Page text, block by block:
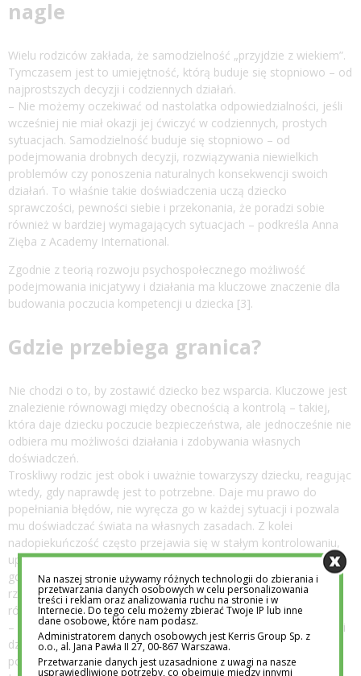
nagle
Wielu rodziców zakłada, że samodzielność „przyjdzie z wiekiem”.
Tymczasem jest to umiejętność, którą buduje się stopniowo – od
najprostszych decyzji i codziennych działań.
– Nie możemy oczekiwać od nastolatka odpowiedzialności, jeśli
wcześniej nie miał okazji jej ćwiczyć w codziennych, prostych
sytuacjach. Samodzielność buduje się stopniowo – od
podejmowania drobnych decyzji, rozwiązywania niewielkich
problemów czy ponoszenia naturalnych konsekwencji swoich
działań. To właśnie takie doświadczenia uczą dziecko
sprawczości, pewności siebie i przekonania, że poradzi sobie
również w bardziej wymagających sytuacjach – podkreśla Anna
Zięba z Academy International.
Zgodnie z teorią rozwoju psychospołecznego możliwość
podejmowania inicjatywy i działania ma kluczowe znaczenie dla
budowania poczucia kompetencji u dziecka [3].
Gdzie przebiega granica?
Nie chodzi o to, by zostawić dziecko bez wsparcia. Kluczowe jest
znalezienie równowagi między obecnością a kontrolą – takiej,
która daje dziecku poczucie bezpieczeństwa, ale jednocześnie nie
odbiera mu możliwości działania i zdobywania własnych
doświadczeń.
Troskliwy rodzic jest obok i uważnie towarzyszy dziecku, reagując
wtedy, gdy naprawdę jest to potrzebne. Daje mu prawo do
popełniania błędów, nie wyręcza go w każdej sytuacji i pozwala
mu doświadczać świata na własnych zasadach. Z kolei
nadopiekuńczość często przejawia się w stałym kontrolowaniu,
uprzedzaniu każdej trudności i przejmowaniu inicjatywy tam,
gdzie dziecko mogłoby spróbować samodzielnie. W takiej
rzeczywistości nie ma miejsca na porażkę – a tym samym
również na naukę, która z niej płynie.
– Rolą dorosłego nie jest usuwanie wszystkich przeszkód z drogi
dziecka, ale towarzyszenie mu w ich pokonywaniu –
podsumowuje Anna Zięba, dyrektor przedszkola Academy
Na naszej stronie używamy różnych technologii do zbierania i
przetwarzania danych osobowych w celu personalizowania
treści i reklam oraz analizowania ruchu na stronie i w
Internecie. Do tego celu możemy zbierać Twoje IP lub inne
dane osobowe, które nam podasz.
Administratorem danych osobowych jest Kerris Group Sp. z
o.o., al. Jana Pawła II 27, 00-867 Warszawa.
Przetwarzanie danych jest uzasadnione z uwagi na nasze
usprawiedliwione potrzeby, co obejmuje między innymi